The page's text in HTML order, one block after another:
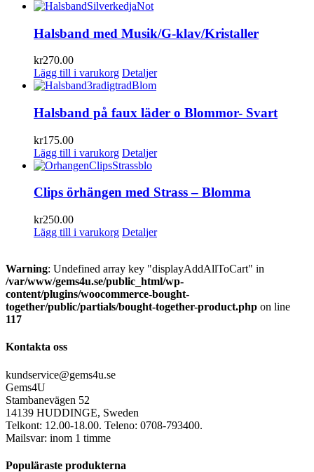
Halsband med Musik/G-klav/Kristaller
kr270.00
Lägg till i varukorg Detaljer
Halsband på faux läder o Blommor- Svart
kr175.00
Lägg till i varukorg Detaljer
Clips örhängen med Strass – Blomma
kr250.00
Lägg till i varukorg Detaljer
Warning: Undefined array key "displayAddAllToCart" in
/var/www/gems4u.se/public_html/wp-
content/plugins/woocommerce-bought-
together/public/partials/bought-together-product.php on line
117
Kontakta oss
kundservice@gems4u.se
Gems4U
Stambanevägen 52
14139 HUDDINGE, Sweden
Telkont: 12.00-18.00. Teleno: 0708-793400.
Mailsvar: inom 1 timme
Populäraste produkterna